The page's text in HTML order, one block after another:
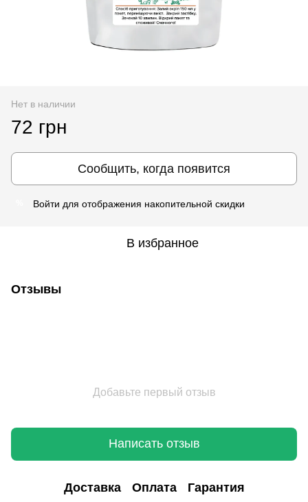
Нет в наличии
72 грн
Сообщить, когда появится
Войти для отображения накопительной скидки
В избранное
Отзывы
Добавьте первый отзыв
Написать отзыв
Доставка Оплата Гарантия